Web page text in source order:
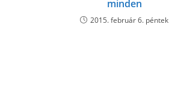
minden
2015. február 6. péntek